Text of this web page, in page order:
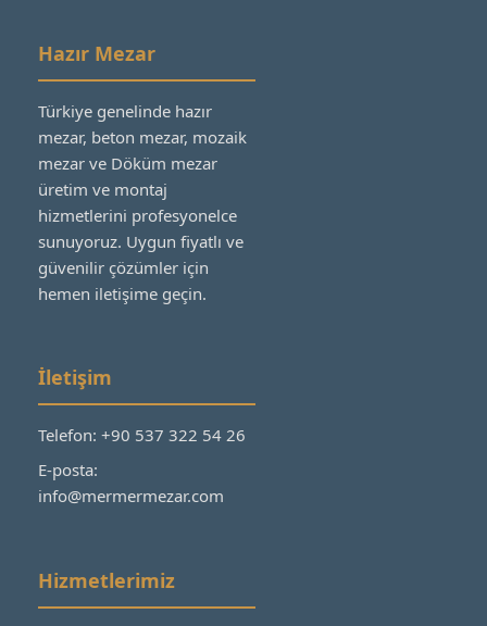
Hazır Mezar
Türkiye genelinde hazır
mezar, beton mezar, mozaik
mezar ve Döküm mezar
üretim ve montaj
hizmetlerini profesyonelce
sunuyoruz. Uygun fiyatlı ve
güvenilir çözümler için
hemen iletişime geçin.
İletişim
Telefon: +90 537 322 54 26
E-posta:
info@mermermezar.com
Hizmetlerimiz